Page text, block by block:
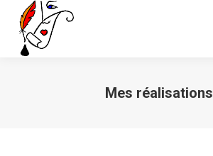
Mes réalisations